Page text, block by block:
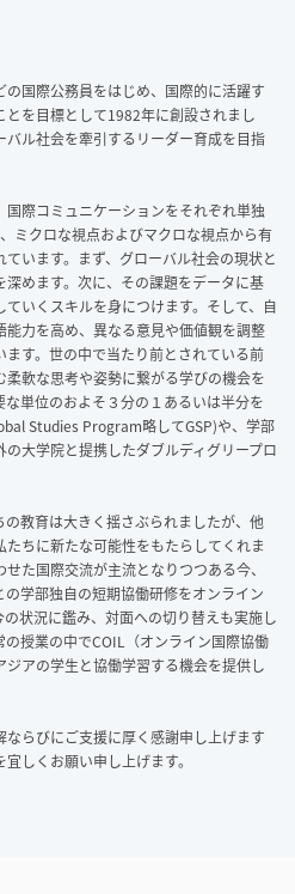
国際公務員をはじめ、国際的に活躍す
を目標として1982年に創設されまし
ル社会を牽引するリーダー育成を目指
際コミュニケーションをそれぞれ単独
ミクロな視点およびマクロな視点から有
います。まず、グローバル社会の現状と
めます。次に、その課題をデータに基
いくスキルを身につけます。そして、自
力を高め、異なる意見や価値観を調整
す。世の中で当たり前とされている前
軟な思考や姿勢に繋がる学びの機会を
単位のおよそ３分の１あるいは半分を
Studies Program略してGSP)や、学部
大学院と提携したダブルディグリープロ
教育は大きく揺さぶられましたが、他
ちに新たな可能性をもたらしてくれま
た国際交流が主流となりつつある今、
学部独自の短期協働研修をオンライン
状況に鑑み、対面への切り替えも実施し
授業の中でCOIL（オンライン国際協働
アの学生と協働学習する機会を提供し
らびにご支援に厚く感謝申し上げます
しくお願い申し上げます。